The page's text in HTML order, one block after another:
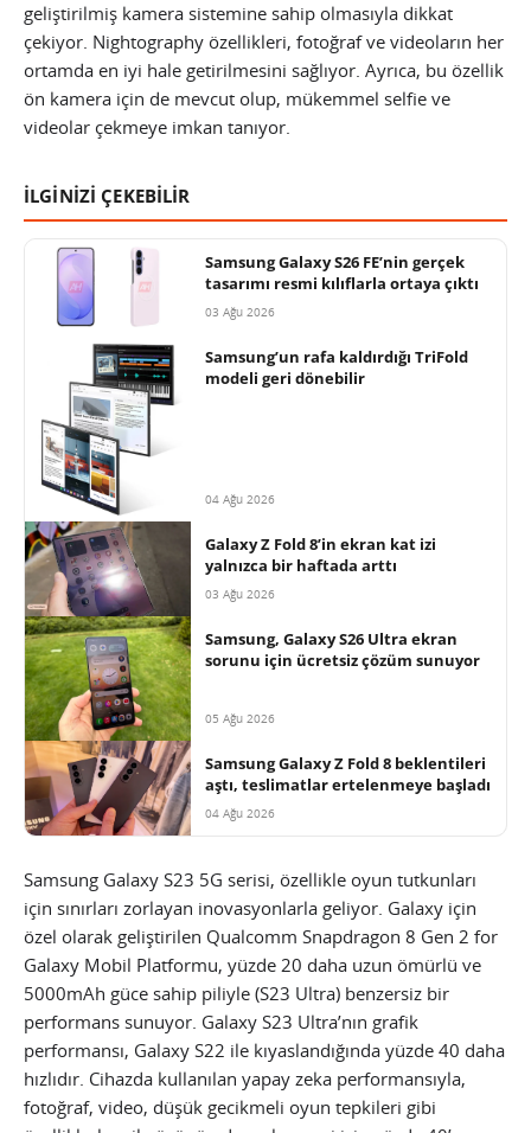
geliştirilmiş kamera sistemine sahip olmasıyla dikkat
çekiyor. Nightography özellikleri, fotoğraf ve videoların her
ortamda en iyi hale getirilmesini sağlıyor. Ayrıca, bu özellik
ön kamera için de mevcut olup, mükemmel selfie ve
videolar çekmeye imkan tanıyor.
İLGİNİZİ ÇEKEBİLİR
Samsung Galaxy S26 FE’nin gerçek
tasarımı resmi kılıflarla ortaya çıktı
03 Ağu 2026
Samsung’un rafa kaldırdığı TriFold
modeli geri dönebilir
04 Ağu 2026
Galaxy Z Fold 8’in ekran kat izi
yalnızca bir haftada arttı
03 Ağu 2026
Samsung, Galaxy S26 Ultra ekran
sorunu için ücretsiz çözüm sunuyor
05 Ağu 2026
Samsung Galaxy Z Fold 8 beklentileri
aştı, teslimatlar ertelenmeye başladı
04 Ağu 2026
Samsung Galaxy S23 5G serisi, özellikle oyun tutkunları
için sınırları zorlayan inovasyonlarla geliyor. Galaxy için
özel olarak geliştirilen Qualcomm Snapdragon 8 Gen 2 for
Galaxy Mobil Platformu, yüzde 20 daha uzun ömürlü ve
5000mAh güce sahip piliyle (S23 Ultra) benzersiz bir
performans sunuyor. Galaxy S23 Ultra’nın grafik
performansı, Galaxy S22 ile kıyaslandığında yüzde 40 daha
hızlıdır. Cihazda kullanılan yapay zeka performansıyla,
fotoğraf, video, düşük gecikmeli oyun tepkileri gibi